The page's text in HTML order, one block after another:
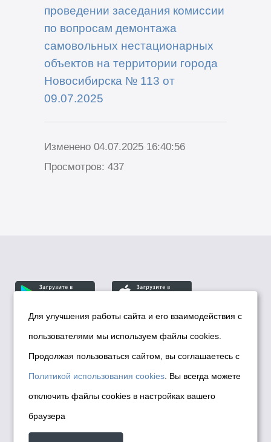
проведении заседания комиссии
по вопросам демонтажа
самовольных нестационарных
объектов на территории города
Новосибирска № 113 от
09.07.2025
Изменено 04.07.2025 16:40:56
Просмотров: 437
© Департамент информационной политики мэрии
города Новосибирска, 2026
Политика использования Cookies
Политика по обработке персональных
данных в информационных системах
мэрии города Новосибирска
Для улучшения работы сайта и его взаимодействия с
пользователями мы используем файлы cookies.
Продолжая пользоваться сайтом, вы соглашаетесь с
Политикой использования cookies . Вы всегда можете
отключить файлы cookies в настройках вашего
браузера